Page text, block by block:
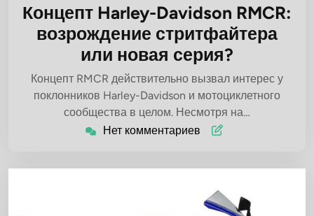
Концепт Harley-Davidson RMCR:
возрождение стритфайтера
или новая серия?
Концепт RMCR действительно вызвал интерес у
поклонников Harley-Davidson и мотоциклетного
сообщества в целом. Несмотря на…
Нет комментариев